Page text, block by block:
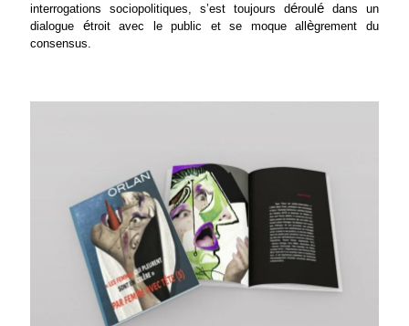
interrogations sociopolitiques, s’est toujours déroul é dans un
dialogue étroit avec le public et se moque allègrement du
consensus.